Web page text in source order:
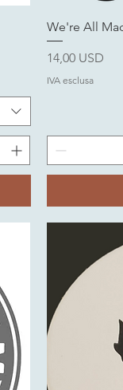
We're All
Prezzo
14,00 USD
IVA esclusa